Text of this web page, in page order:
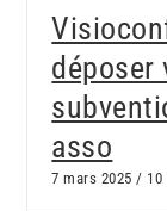
déposer
asso
7 mars 2025 / 10